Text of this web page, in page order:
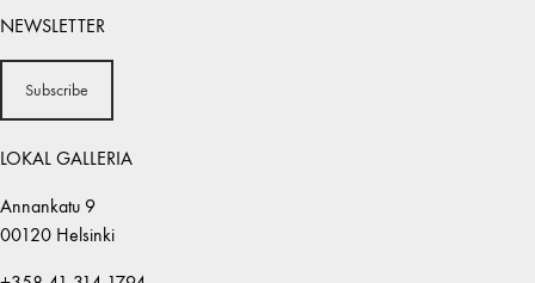
NEWSLETTER
Subscribe
LOKAL GALLERIA
Annankatu 9
00120 Helsinki